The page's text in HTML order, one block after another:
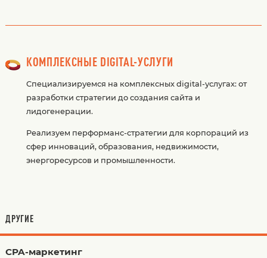
КОМПЛЕКСНЫЕ DIGITAL-УСЛУГИ
Специализируемся на комплексных digital-услугах: от
разработки стратегии до создания сайта и
лидогенерации.
Реализуем перформанс-стратегии для корпораций из
сфер инноваций, образования, недвижимости,
энергоресурсов и промышленности.
ДРУГИЕ
CPA-маркетинг